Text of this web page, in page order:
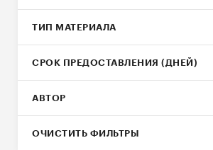
ТИП МАТЕРИАЛА
СРОК ПРЕДОСТАВЛЕНИЯ (ДНЕЙ)
АВТОР
ОЧИСТИТЬ ФИЛЬТРЫ